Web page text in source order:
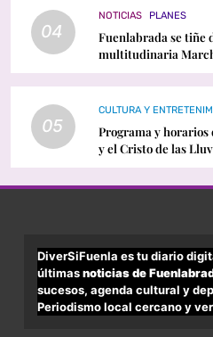
04
NOTICIAS PLANES
Fuenlabrada se tiñe
multitudinaria
Orgullo LGTBI
05
CULTURA Y
Programa y horarios
y el Cristo de las
DiverSiFuenla es tu diario
últimasnoticias de
sucesos, agenda cultural y
Periodismo local cercano y